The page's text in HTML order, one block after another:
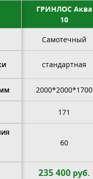
ГРИНЛОС Аква
10
Самотечный
стандартная
2000*2000*1700
171
60
235 400 руб.